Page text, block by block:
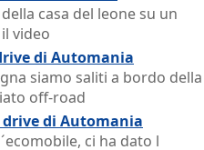
casa del leone su un
video
di Automania
siamo saliti a bordo della
off-road
drive di Automania
ci ha dato l